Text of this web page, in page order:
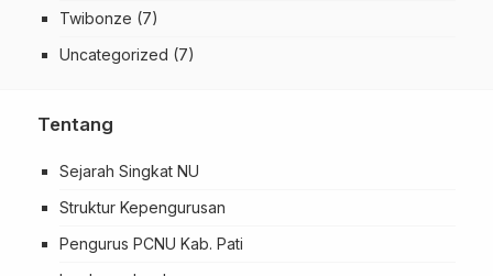
Twibonze (7)
Uncategorized (7)
Tentang
Sejarah Singkat NU
Struktur Kepengurusan
Pengurus PCNU Kab. Pati